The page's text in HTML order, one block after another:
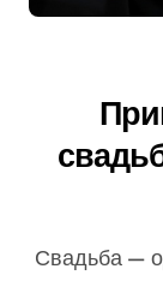
Свадьба — одно из самых значимых событий в